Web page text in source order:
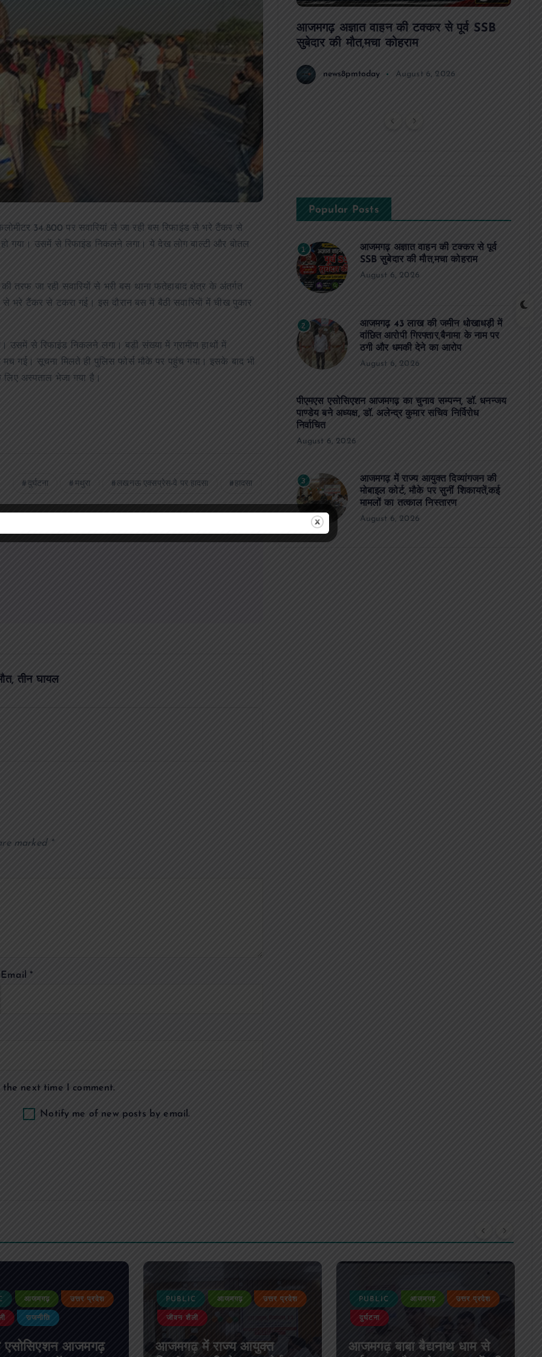
34.800 पर सवारियां ले जा रही बस रिफाइंड से भरे टैंकर से
गया। उसमें से रिफाइंड निकलने लगा। ये देख लोग बाल्टी और बोतल
जा रही सवारियों से भरी बस थाना फतेहाबाद क्षेत्र के अंतर्गत
टैंकर से टकरा गई। इस दौरान बस में बैठी सवारियों में चीख पुकार
उसमें से रिफाइंड निकलने लगा। बड़ी संख्या में ग्रामीण हाथों में
गई। सूचना मिलते ही पुलिस फोर्स मौके पर पहुंच गया। इसके बाद भी
लिए अस्पताल भेजा गया है।
दुर्घटना मथुरा लखनऊ एक्सप्रेस-वे पर हादसा हादसा
तीन घायल
marked *
Email *
next time I comment.
Notify me of new posts by email.
आजमगढ़ बाबा बैद्यनाथ धाम से दर्शन कर लौट रहे
श्रद्धालुओं की कार खड़े ट्रेलर में घुसी,तीन
घायल
news8pmtoday August 6, 2026
आजमगढ़ अज्ञात वाहन की टक्कर से पूर्व SSB
सुबेदार की मौत,मचा कोहराम
news8pmtoday August 6, 2026
Popular Posts
1
आजमगढ़ अज्ञात वाहन की टक्कर से पूर्व
SSB सुबेदार की मौत,मचा कोहराम
August 6, 2026
2
आजमगढ़ 43 लाख की जमीन धोखाधड़ी में
वांछित आरोपी गिरफ्तार,बैनामा के नाम पर
ठगी और धमकी देने का आरोप
August 6, 2026
पीएमएस एसोसिएशन आजमगढ़ का चुनाव सम्पन्न, डॉ. धनन्जय
पाण्डेय बने अध्यक्ष, डॉ. अलेन्द्र कुमार सचिव निर्विरोध
निर्वाचित
August 6, 2026
3
आजमगढ़ में राज्य आयुक्त दिव्यांगजन की
मोबाइल कोर्ट, मौके पर सुनीं शिकायतें,कई
मामलों का तत्काल निस्तारण
August 6, 2026
आजमगढ़ उत्तर प्रदेश
राजनीति
एसोसिएशन आजमगढ़
PUBLIC आजमगढ़ उत्तर प्रदेश
जीवन शैली
आजमगढ़ में राज्य आयुक्त
PUBLIC आजमगढ़ उत्तर प्रदेश
दुर्घटना
आजमगढ़ बाबा बैद्यनाथ धाम से